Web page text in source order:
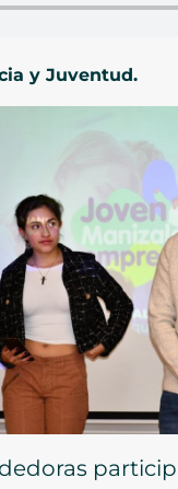
y Juventud.